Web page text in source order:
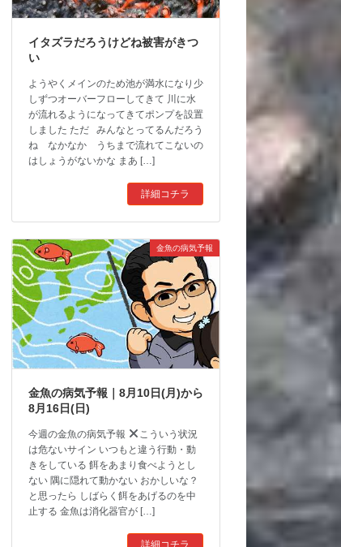
イタズラだろうけどね被害がきつ
い
ようやくメインのため池が満水になり少
しずつオーバーフローしてきて 川に水
が流れるようになってきてポンプを設置
しました ただ みんなとってるんだろう
ね なかなか うちまで流れてこないの
はしょうがないかな まあ […]
詳細コチラ
金魚の病気予報
金魚の病気予報｜8月10日(月)から
8月16日(日)
今週の金魚の病気予報
こういう状況
は危ないサイン いつもと違う行動・動
きをしている 餌をあまり食べようとし
ない 隅に隠れて動かない おかしいな？
と思ったら しばらく餌をあげるのを中
止する 金魚は消化器官が […]
詳細コチラ